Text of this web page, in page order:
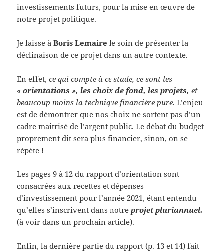
investissements futurs, pour la mise en œuvre de
notre projet politique.
Je laisse àBoris Lemaire le soin de présenter la
déclinaison de ce projet dans un autre contexte.
En effet,ce qui compte à ce stade, ce sont les
« orientations », les choix de fond, les projets, et
beaucoup moins la technique financière pure. L’enjeu
est de démontrer que nos choix ne sortent pas d’un
cadre maitrisé de l’argent public. Le débat du budget
proprement dit sera plus financier, sinon, on se
répète !
Les pages 9 à 12 du rapport d’orientation sont
consacrées aux recettes et dépenses
d’investissement pour l’année 2021, étant entendu
qu’elles s’inscrivent dans notreprojet pluriannuel.
(à voir dans un prochain article).
Enfin, la dernière partie du rapport (p. 13 et 14) fait